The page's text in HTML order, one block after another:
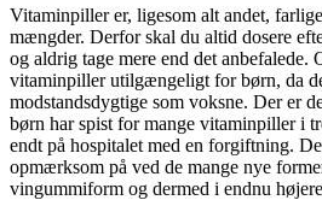
Vitaminpiller er, ligesom alt andet,
mængder. Derfor skal du altid dosere
og aldrig tage mere end det anbefalede.
vitaminpiller utilgængeligt for børn, da
modstandsdygtige som voksne. Der er
børn har spist for mange vitaminpiller i
endt på hospitalet med en forgiftning.
opmærksom på ved de mange nye
vingummiform og dermed i endnu